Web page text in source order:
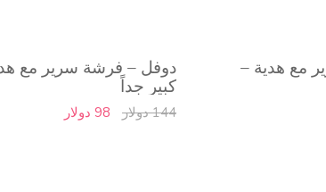
جديد
مع هدية –
دوفل – فرشة سرير مع
كبير جداً
144 دولار 98 دولار